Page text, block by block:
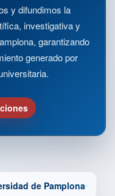
y difundimos la
investigativa y
garantizando
generado por
de Pamplona